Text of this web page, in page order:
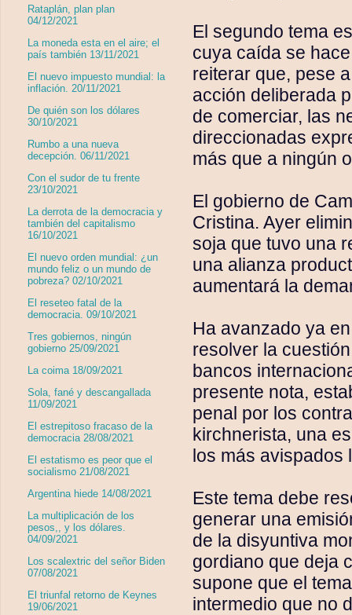
El segundo tema
cuya caída se
reiterar que, pese
acción deliberada
de comerciar, las
direccionadas
más que a ningún
El gobierno de
Cristina. Ayer
soja que tuvo una
una alianza
aumentará la
Ha avanzado ya
resolver la
bancos
presente nota,
penal por los
kirchnerista, una
los más avispados
Este tema debe
generar una
de la disyuntiva
gordiano que deja
supone que el
intermedio que no
Rataplán, plan plan
04/12/2021
La moneda esta en el aire; el
país también 13/11/2021
El nuevo impuesto mundial: la
inflación. 20/11/2021
De quién son los dólares
30/10/2021
Rumbo a una nueva
decepción. 06/11/2021
Con el sudor de tu frente
23/10/2021
La derrota de la democracia y
también del capitalismo
16/10/2021
El nuevo orden mundial: ¿un
mundo feliz o un mundo de
pobreza? 02/10/2021
El reseteo fatal de la
democracia. 09/10/2021
Tres gobiernos, ningún
gobierno 25/09/2021
La coima 18/09/2021
Sola, fané y descangallada
11/09/2021
El estrepitoso fracaso de la
democracia 28/08/2021
El estatismo es peor que el
socialismo 21/08/2021
Argentina hiede 14/08/2021
La multiplicación de los
pesos,, y los dólares.
04/09/2021
Los scalextric del señor Biden
07/08/2021
El triunfal retorno de Keynes
19/06/2021